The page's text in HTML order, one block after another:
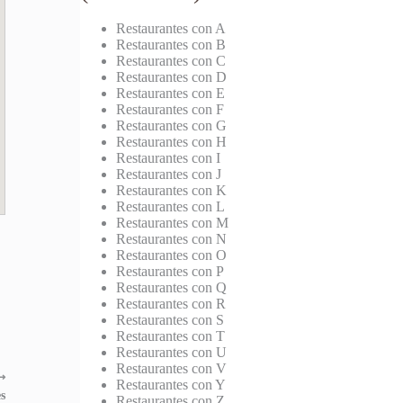
Restaurantes con A
Restaurantes con B
Restaurantes con C
Restaurantes con D
Restaurantes con E
Restaurantes con F
Restaurantes con G
Restaurantes con H
Restaurantes con I
Restaurantes con J
Restaurantes con K
Restaurantes con L
Restaurantes con M
Restaurantes con N
Restaurantes con O
Restaurantes con P
Restaurantes con Q
Restaurantes con R
Restaurantes con S
Restaurantes con T
Restaurantes con U
Restaurantes con V
Restaurantes con Y